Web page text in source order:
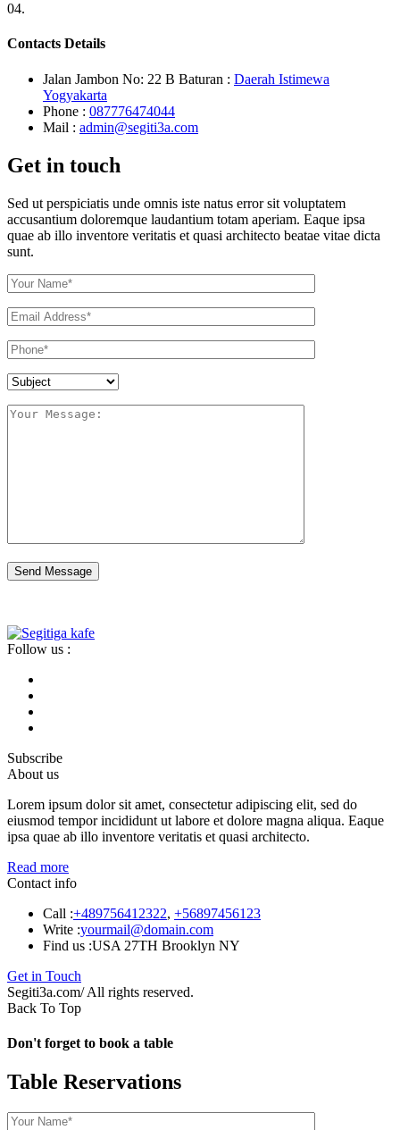
04.
Contacts Details
Jalan Jambon No: 22 B Baturan : Daerah Istimewa
Yogyakarta
Phone : 087776474044
Mail : admin@segiti3a.com
Get in touch
Sed ut perspiciatis unde omnis iste natus error sit voluptatem
accusantium doloremque laudantium totam aperiam. Eaque ipsa
quae ab illo inventore veritatis et quasi architecto beatae vitae dicta
sunt.
Send Message
Follow us :
Subscribe
About us
Lorem ipsum dolor sit amet, consectetur adipiscing elit, sed do
eiusmod tempor incididunt ut labore et dolore magna aliqua. Eaque
ipsa quae ab illo inventore veritatis et quasi architecto.
Read more
Contact info
Call :+489756412322, +56897456123
Write :yourmail@domain.com
Find us :USA 27TH Brooklyn NY
Get in Touch
Segiti3a.com/ All rights reserved.
Back To Top
Don't forget to book a table
Table Reservations